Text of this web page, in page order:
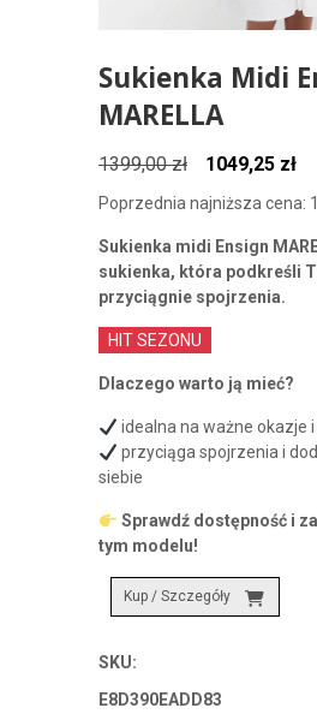
Sukienka Midi
MARELLA
1399,00zł
Pierwotna
cena
1399,00 zł.
1049,25 zł
Poprzednia najniższa cena:
Sukienka midi Ensign
sukienka, która podkreśli
przyciągnie spojrzenia.
HIT SEZONU
Dlaczego warto ją mieć?
idealna na ważne okazje
przyciąga spojrzenia i
siebie
Sprawdź dostępność i
tym modelu!
Kup / Szczegóły
SKU:
E8D390EADD83